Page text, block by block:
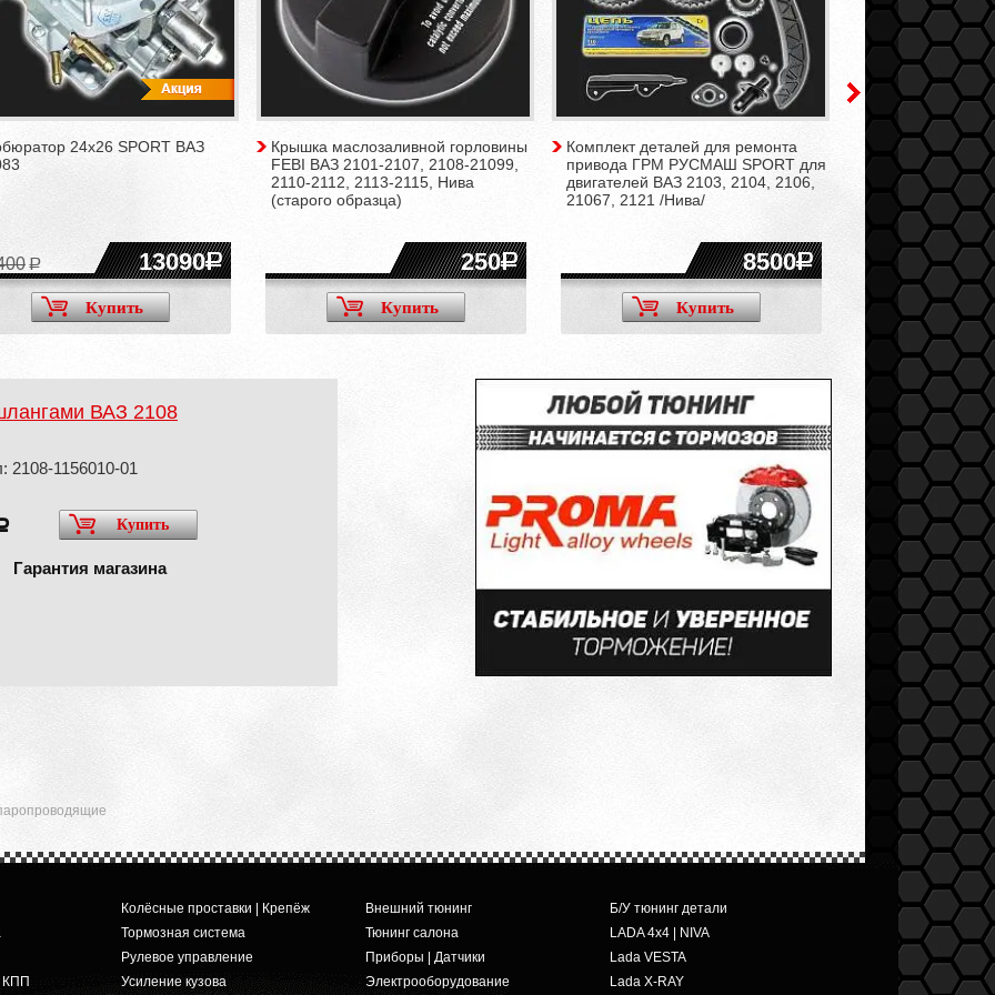
24x26 SPORT ВАЗ
13090
Купить
Крышка маслозаливной горловины
FEBI ВАЗ 2101-2107, 2108-21099,
2110-2112, 2113-2115, Нива
(старого образца)
250
Купить
Комплект деталей для ремонта
привода ГРМ РУСМАШ SPORT для
двигателей ВАЗ 2103, 2104, 2106,
21067, 2121 /Нива/
8500
Купить
Звёздочка
вала
для двигателей
2103, 2104,
21213, 2130 /
ВАЗ 2108
2108-1156010-01
Купить
Гарантия магазина
КПП
Колёсные проставки | Крепёж
Тормозная система
Рулевое управление
Усиление кузова
Внешний тюнинг
Тюнинг салона
Приборы | Датчики
Электрооборудование
Б/У тюнинг детали
LADA 4x4 | NIVA
Lada VESTA
Lada X-RAY